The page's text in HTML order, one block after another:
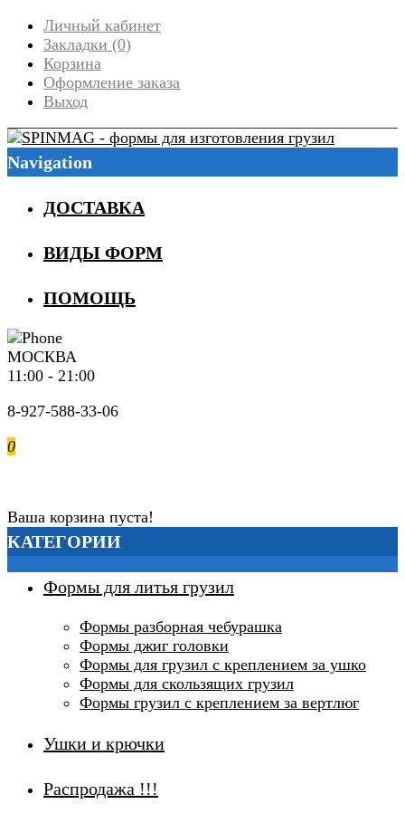
Личный кабинет
Закладки (0)
Корзина
Оформление заказа
Выход
Navigation
ДОСТАВКА
ВИДЫ ФОРМ
ПОМОЩЬ
МОСКВА
11:00 - 21:00
8-927-588-33-06
0
Ваша корзина пуста!
КАТЕГОРИИ
Формы для литья грузил
Формы разборная чебурашка
Формы джиг головки
Формы для грузил с креплением за ушко
Формы для скользящих грузил
Формы грузил с креплением за вертлюг
Ушки и крючки
Распродажа !!!